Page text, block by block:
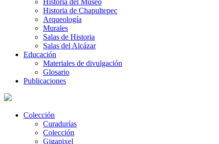
Historia del Museo
Historia de Chapultepec
Arqueología
Murales
Salas de Historia
Salas del Alcázar
Educación
Materiales de divulgación
Glosario
Publicaciones
Colección
Curadurías
Colección
Gigapixel